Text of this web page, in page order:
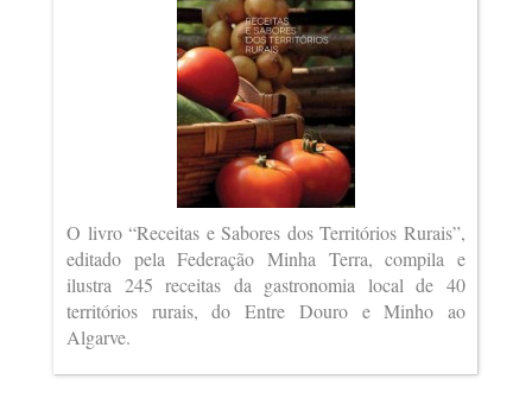
O livro “Receitas e Sabores dos Territórios Rurais”,
editado pela Federação Minha Terra, compila e
ilustra 245 receitas da gastronomia local de 40
territórios rurais, do Entre Douro e Minho ao
Algarve.